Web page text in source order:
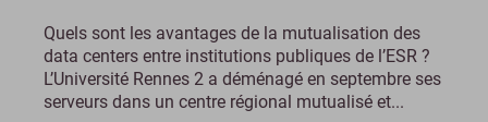
Quels sont les avantages de la mutualisation des
data centers entre institutions publiques de l’ESR ?
L’Université Rennes 2 a déménagé en septembre ses
serveurs dans un centre régional mutualisé et...